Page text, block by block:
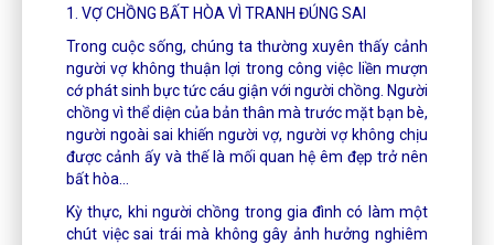
1. VỢ CHỒNG BẤT HÒA VÌ TRANH ĐÚNG SAI
Trong cuộc sống, chúng ta thường xuyên thấy cảnh
người vợ không thuận lợi trong công việc liền mượn
cớ phát sinh bực tức cáu giận với người chồng. Người
chồng vì thể diện của bản thân mà trước mặt bạn bè,
người ngoài sai khiến người vợ, người vợ không chịu
được cảnh ấy và thế là mối quan hệ êm đẹp trở nên
bất hòa…
Kỳ thực, khi người chồng trong gia đình có làm một
chút việc sai trái mà không gây ảnh hưởng nghiêm